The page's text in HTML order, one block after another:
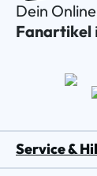
Dein
Fanartikel
Service &